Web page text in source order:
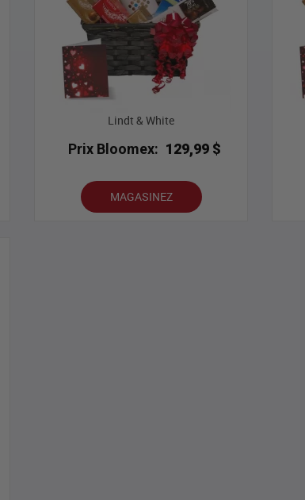
Lindt & White
Prix Bloomex: 129,99 $
MAGASINEZ